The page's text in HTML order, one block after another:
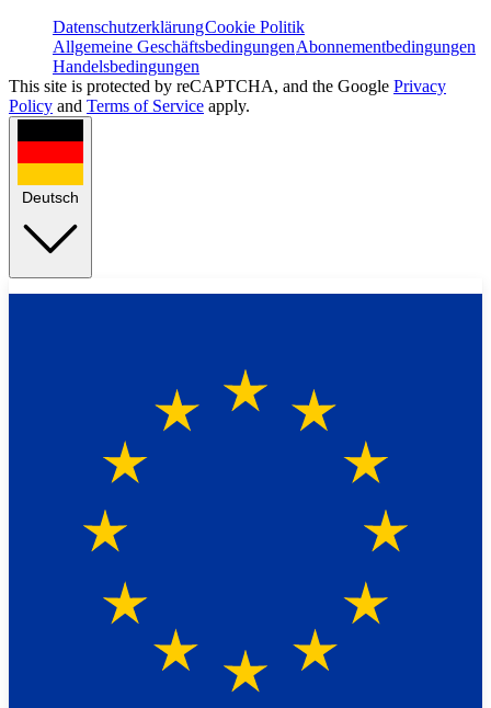
DatenschutzerklärungCookie Politik
Allgemeine GeschäftsbedingungenAbonnementbedingungen
Handelsbedingungen
This site is protected by reCAPTCHA, and the Google Privacy
Policy and Terms of Service apply.
Deutsch